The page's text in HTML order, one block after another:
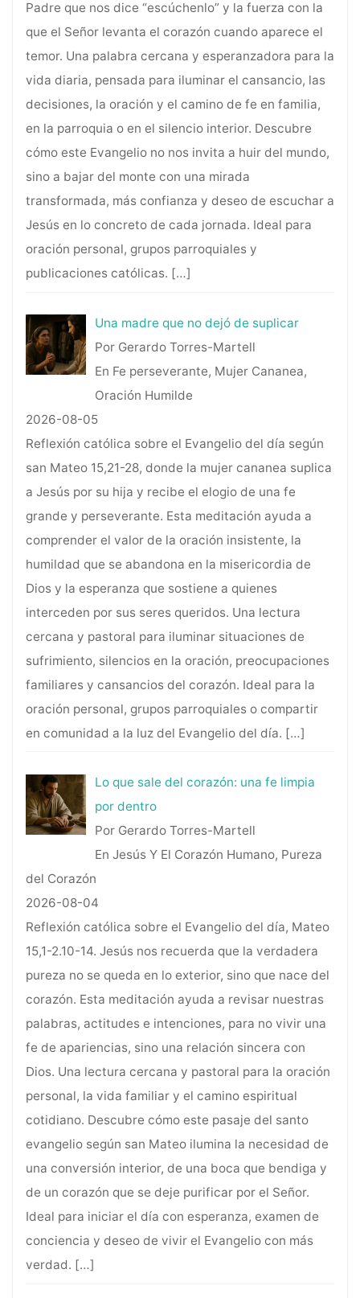
Padre que nos dice “escúchenlo” y la fuerza con la
que el Señor levanta el corazón cuando aparece el
temor. Una palabra cercana y esperanzadora para la
vida diaria, pensada para iluminar el cansancio, las
decisiones, la oración y el camino de fe en familia,
en la parroquia o en el silencio interior. Descubre
cómo este Evangelio no nos invita a huir del mundo,
sino a bajar del monte con una mirada
transformada, más confianza y deseo de escuchar a
Jesús en lo concreto de cada jornada. Ideal para
oración personal, grupos parroquiales y
publicaciones católicas. […]
Una madre que no dejó de suplicar
Por Gerardo Torres-Martell
En Fe perseverante, Mujer Cananea,
Oración Humilde
2026-08-05
Reflexión católica sobre el Evangelio del día según
san Mateo 15,21-28, donde la mujer cananea suplica
a Jesús por su hija y recibe el elogio de una fe
grande y perseverante. Esta meditación ayuda a
comprender el valor de la oración insistente, la
humildad que se abandona en la misericordia de
Dios y la esperanza que sostiene a quienes
interceden por sus seres queridos. Una lectura
cercana y pastoral para iluminar situaciones de
sufrimiento, silencios en la oración, preocupaciones
familiares y cansancios del corazón. Ideal para la
oración personal, grupos parroquiales o compartir
en comunidad a la luz del Evangelio del día. […]
Lo que sale del corazón: una fe limpia
por dentro
Por Gerardo Torres-Martell
En Jesús Y El Corazón Humano, Pureza
del Corazón
2026-08-04
Reflexión católica sobre el Evangelio del día, Mateo
15,1-2.10-14. Jesús nos recuerda que la verdadera
pureza no se queda en lo exterior, sino que nace del
corazón. Esta meditación ayuda a revisar nuestras
palabras, actitudes e intenciones, para no vivir una
fe de apariencias, sino una relación sincera con
Dios. Una lectura cercana y pastoral para la oración
personal, la vida familiar y el camino espiritual
cotidiano. Descubre cómo este pasaje del santo
evangelio según san Mateo ilumina la necesidad de
una conversión interior, de una boca que bendiga y
de un corazón que se deje purificar por el Señor.
Ideal para iniciar el día con esperanza, examen de
conciencia y deseo de vivir el Evangelio con más
verdad. […]